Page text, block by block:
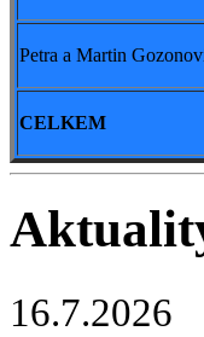
Petra a Martin
CELKEM
16.7.2026